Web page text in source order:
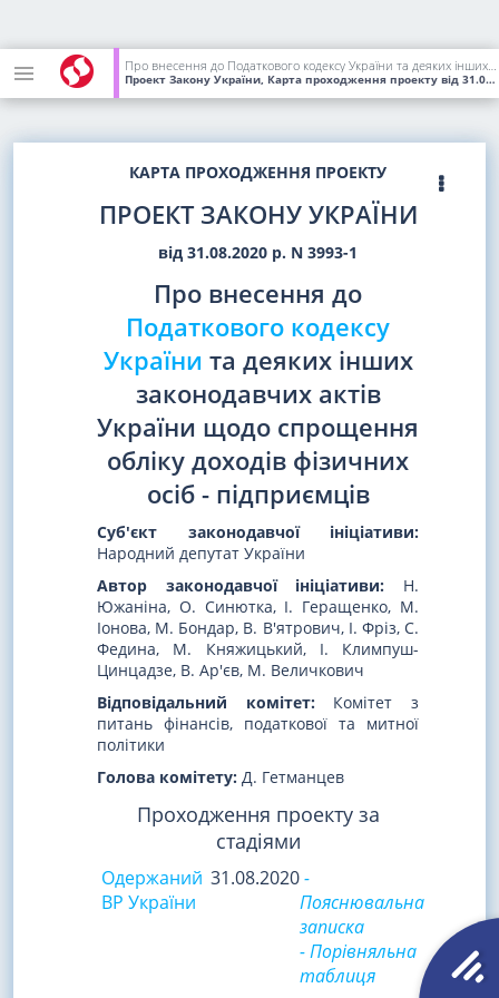
Про внесення до Податкового кодексу України та деяких інших законодавчих актів України щодо спрощення обліку доходів фізичних осіб - підприємців
Проект Закону України, Карта проходження проекту від 31.08.2020
КАРТА ПРОХОДЖЕННЯ ПРОЕКТУ
ПРОЕКТ ЗАКОНУ УКРАЇНИ
від 31.08.2020 р. N 3993-1
Про внесення до
Податкового кодексу
України та деяких інших
законодавчих актів
України щодо спрощення
обліку доходів фізичних
осіб - підприємців
Суб'єкт законодавчої ініціативи:
Народний депутат України
Автор законодавчої ініціативи: Н.
Южаніна, О. Синютка, І. Геращенко, М.
Іонова, М. Бондар, В. В'ятрович, І. Фріз, С.
Федина, М. Княжицький, І. Климпуш-
Цинцадзе, В. Ар'єв, М. Величкович
Відповідальний комітет:Комітет з
питань фінансів, податкової та митної
політики
Голова комітету: Д. Гетманцев
Проходження проекту за
стадіями
Одержаний
ВР України
31.08.2020-
Пояснювальна
записка
- Порівняльна
таблиця